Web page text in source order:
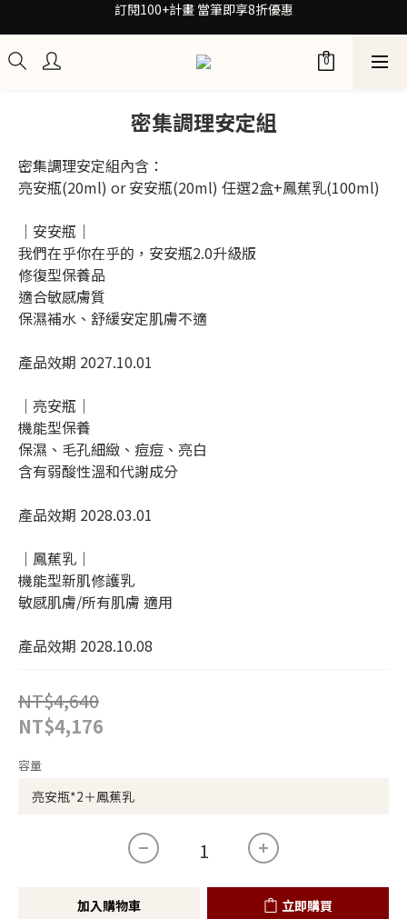
30秒檢測膚質！再拿保養配方箋7折券
30秒檢測膚質！再拿保養配方箋7折券
加入Be友！獲取0元試用包
30秒檢測膚質！再拿保養配方箋7折券
密集調理安定組
密集調理安定組內含：
亮安瓶(20ml) or 安安瓶(20ml) 任選2盒+鳳蕉乳(100ml)
｜安安瓶｜
我們在乎你在乎的，安安瓶2.0升級版
修復型保養品
適合敏感膚質
保濕補水、舒緩安定肌膚不適
產品效期 2027.10.01
｜亮安瓶｜
機能型保養
保濕、毛孔細緻、痘痘、亮白
含有弱酸性溫和代謝成分
產品效期 2028.03.01
｜鳳蕉乳｜
機能型新肌修護乳
敏感肌膚/所有肌膚 適用
產品效期 2028.10.08
NT$4,640
NT$4,176
容量
加入購物車 立即購買